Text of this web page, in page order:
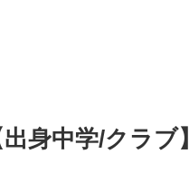
身中学/クラブ】